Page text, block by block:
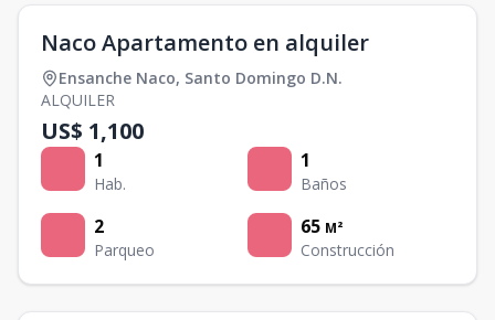
Naco Apartamento en alquiler
Ensanche Naco, Santo Domingo D.N.
ALQUILER
US$ 1,100
1
Hab.
1
Baños
2
Parqueo
65 M²
Construcción